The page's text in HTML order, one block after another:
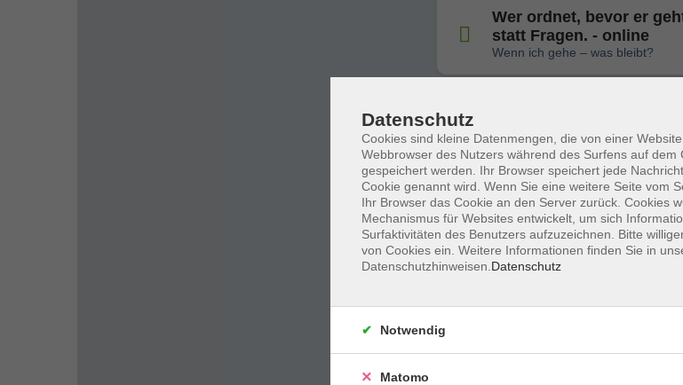
Wer ordnet, bevor er
statt Fragen. - online
Wenn ich gehe – was bleibt?
heute & morgen - online
Liebe, Freude, Hass
Gefühle verstehen – Gefühle
Datenschutz
Cookies sind kleine Datenmengen, die von einer
Webbrowser des Nutzers während des Surfens auf dem
gespeichert werden. Ihr Browser speichert jede
Cookie genannt wird. Wenn Sie eine weitere Seite vom
Ihr Browser das Cookie an den Server zurück. Cookies
Mechanismus für Websites entwickelt, um sich
Surfaktivitäten des Benutzers aufzuzeichnen. Bitte
von Cookies ein. Weitere Informationen finden Sie in
Datenschutzhinweisen. Datenschutz
Notwendig
Matomo